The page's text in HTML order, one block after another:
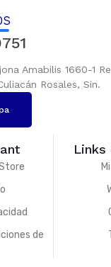
Amabilis 1660-1
Rosales, Sin.
de
Links